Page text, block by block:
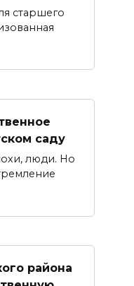
старшего
саду
люди. Но
района